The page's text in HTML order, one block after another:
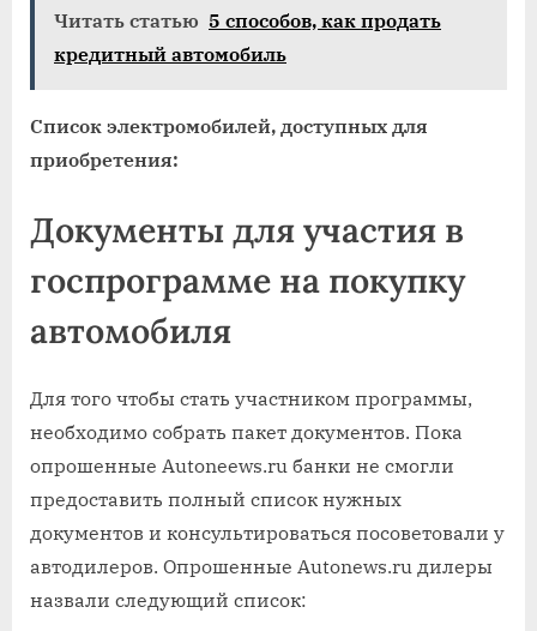
Читать статью 5 способов, как продать
кредитный автомобиль
Список электромобилей, доступных для
приобретения:
Документы для участия в
госпрограмме на покупку
автомобиля
Для того чтобы стать участником программы,
необходимо собрать пакет документов. Пока
опрошенные Autoneews.ru банки не смогли
предоставить полный список нужных
документов и консультироваться посоветовали у
автодилеров. Опрошенные Autonews.ru дилеры
назвали следующий список: